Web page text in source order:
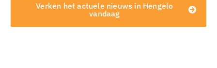
Verken het actuele nieuws in Hengelo
vandaag